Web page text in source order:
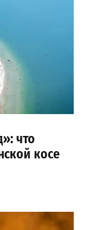
что
косе